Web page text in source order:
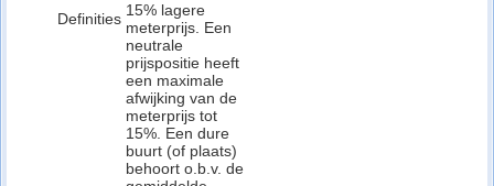
Definities 15% lagere
meterprijs. Een
neutrale
prijspositie heeft
een maximale
afwijking van de
meterprijs tot
15%. Een dure
buurt (of plaats)
behoort o.b.v. de